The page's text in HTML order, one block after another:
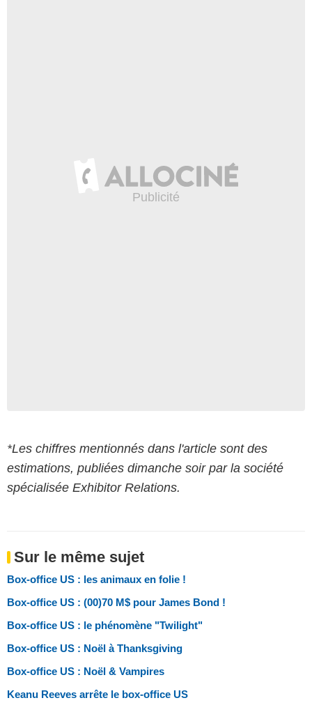
*Les chiffres mentionnés dans l'article sont des
estimations, publiées dimanche soir par la société
spécialisée Exhibitor Relations.
Sur le même sujet
Box-office US : les animaux en folie !
Box-office US : (00)70 M$ pour James Bond !
Box-office US : le phénomène "Twilight"
Box-office US : Noël à Thanksgiving
Box-office US : Noël & Vampires
Keanu Reeves arrête le box-office US